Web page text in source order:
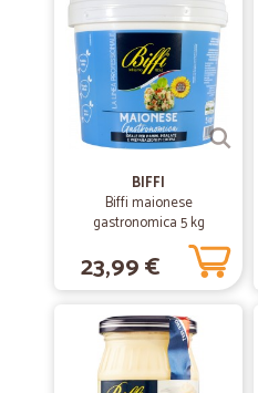
BIFFI
Biffi maionese
gastronomica 5 kg
23,99 €